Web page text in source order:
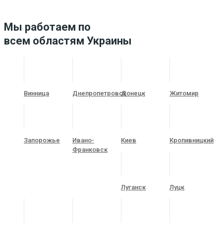
Мы работаем по
всем областям Украины
Винница ДнепропетровскДонецк Житомир
Запорожье
Ивано-
Франковск
Киев Кропивницкий
Луганск Луцк